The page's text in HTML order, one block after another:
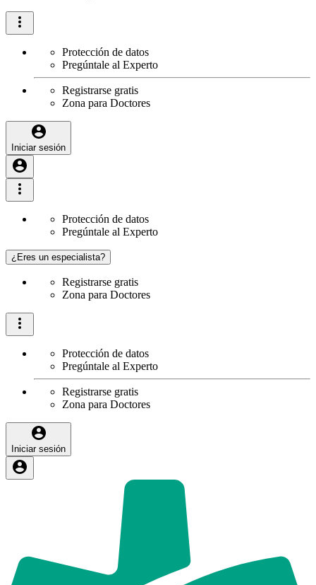
Protección de datos
Pregúntale al Experto
Registrarse gratis
Zona para Doctores
Iniciar sesión
Protección de datos
Pregúntale al Experto
¿Eres un especialista?
Registrarse gratis
Zona para Doctores
Protección de datos
Pregúntale al Experto
Registrarse gratis
Zona para Doctores
Iniciar sesión